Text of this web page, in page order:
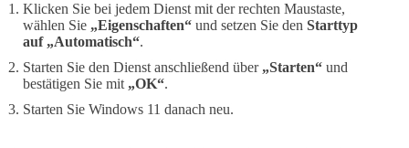
Klicken Sie bei jedem Dienst mit der rechten Maustaste,
wählen Sie „Eigenschaften“ und setzen Sie den Starttyp
auf „Automatisch“.
Starten Sie den Dienst anschließend über „Starten“ und
bestätigen Sie mit „OK“.
Starten Sie Windows 11 danach neu.